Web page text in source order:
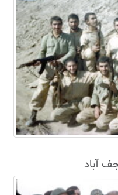
آباد